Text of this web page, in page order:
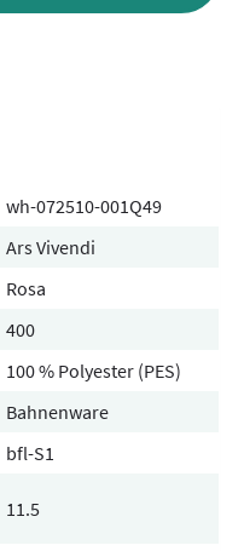
wh-072510-001Q49
Ars Vivendi
Rosa
400
100 % Polyester (PES)
Bahnenware
bfl-S1
11.5